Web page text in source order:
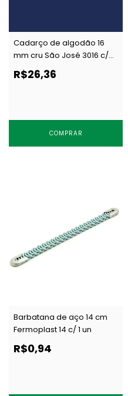
Cadarço de algodão 16
mm cru São José 3016 c/
50 m
R$26,36
COMPRAR
Barbatana de aço 14 cm
Fermoplast 14 c/ 1 un
R$0,94